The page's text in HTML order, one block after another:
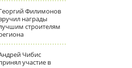
Филимонов
награды
строителям
Чибис
участие в